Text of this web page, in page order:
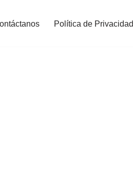
Política de Privacidad